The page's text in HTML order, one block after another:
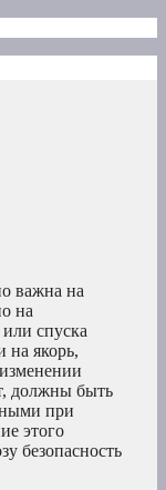
важна на
на
спуска
на якорь,
должны быть
при
этого
безопасность